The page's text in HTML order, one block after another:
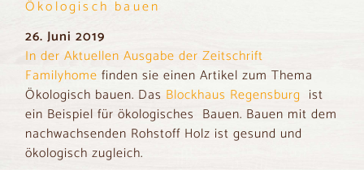
Ökologisch bauen
26. Juni 2019
In der Aktuellen Ausgabe der Zeitschrift
Familyhome finden sie einen Artikel zum Thema
Ökologisch bauen. Das Blockhaus Regensburg ist
ein Beispiel für ökologisches Bauen. Bauen mit dem
nachwachsenden Rohstoff Holz ist gesund und
ökologisch zugleich.